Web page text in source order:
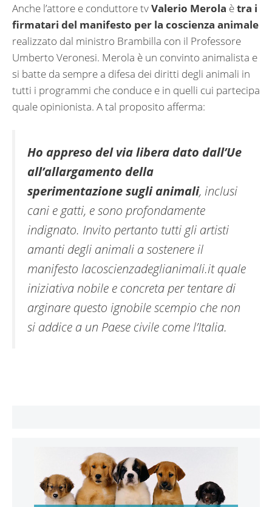
Anche l’attore e conduttore tvValerio Merola ètra i
firmatari del manifesto per la coscienza animale
realizzato dal ministro Brambilla con il Professore
Umberto Veronesi. Merola è un convinto animalista e
si batte da sempre a difesa dei diritti degli animali in
tutti i programmi che conduce e in quelli cui partecipa
quale opinionista. A tal proposito afferma:
Ho appreso del via libera dato dall’Ue
all’allargamento della
sperimentazione sugli animali, inclusi
cani e gatti, e sono profondamente
indignato. Invito pertanto tutti gli artisti
amanti degli animali a sostenere il
manifesto lacoscienzadeglianimali.it quale
iniziativa nobile e concreta per tentare di
arginare questo ignobile scempio che non
si addice a un Paese civile come l’Italia.